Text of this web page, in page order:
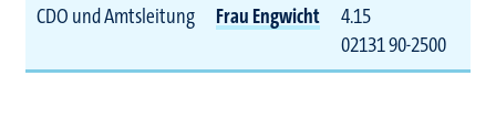
CDO und Amtsleitung
Frau Engwicht
4.15
02131 90-2500